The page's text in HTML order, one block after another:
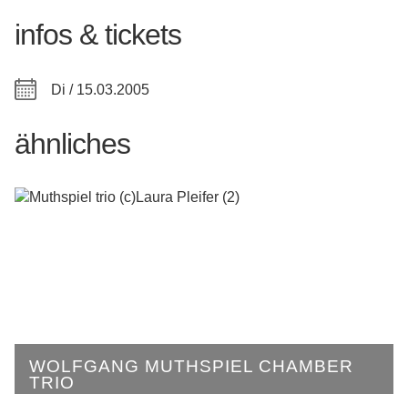
infos & tickets
Di / 15.03.2005
ähnliches
WOLFGANG MUTHSPIEL CHAMBER
TRIO